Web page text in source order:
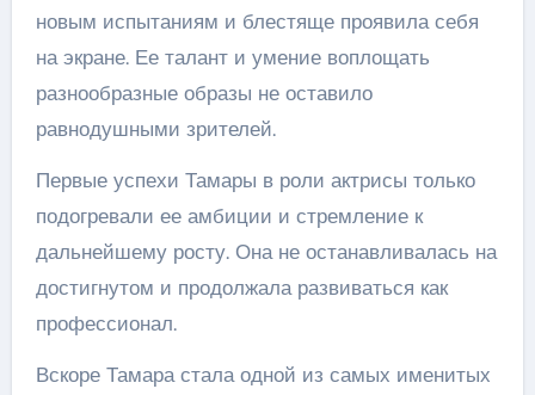
новым испытаниям и блестяще проявила себя
на экране. Ее талант и умение воплощать
разнообразные образы не оставило
равнодушными зрителей.
Первые успехи Тамары в роли актрисы только
подогревали ее амбиции и стремление к
дальнейшему росту. Она не останавливалась на
достигнутом и продолжала развиваться как
профессионал.
Вскоре Тамара стала одной из самых именитых